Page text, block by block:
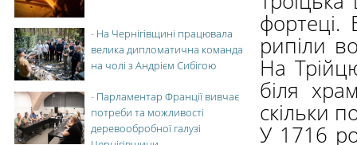
фортеці.
рипіли
На
біля
скільки
У 1716
- На Чернігівщині працювала
велика дипломатична команда
на чолі з Андрієм Сибігою
- Парламентар Франції вивчає
потреби та можливості
деревообробної галузі